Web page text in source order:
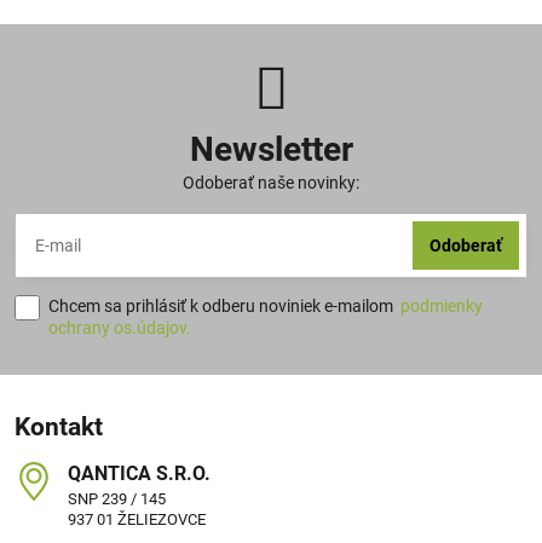
Newsletter
Odoberať naše novinky:
Odoberať
Chcem sa prihlásiť k odberu noviniek e-mailom podmienky
ochrany os.údajov.
Kontakt
QANTICA S​.R​.O​.
SNP 239 / 145
937 01 ŽELIEZOVCE